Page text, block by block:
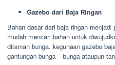
Gazebo dari Baja Ringan
Bahan dasar dari baja ringan
mudah mencari bahan untuk
ditaman bunga. kegunaan gazebo
gantungan bunga – bunga ataupun